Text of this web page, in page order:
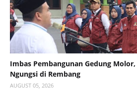
Imbas Pembangunan Gedung Molor,
Ngungsi di Rembang
AUGUST 05, 2026